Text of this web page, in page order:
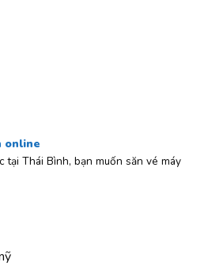
online
tại Thái Bình, bạn muốn săn vé máy